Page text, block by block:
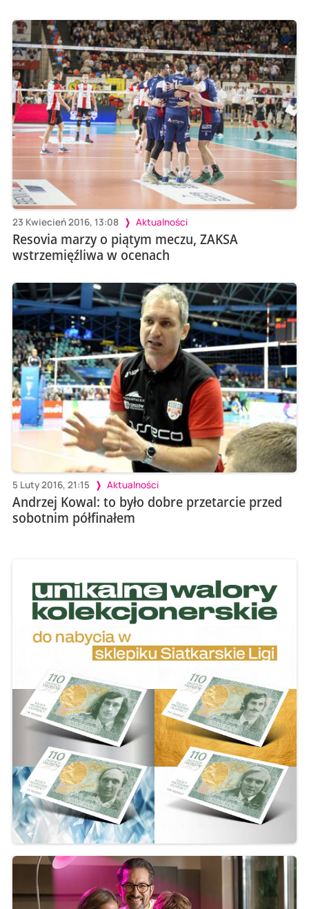
23 Kwiecień 2016, 13:08 Aktualności
Resovia marzy o piątym meczu, ZAKSA
wstrzemięźliwa w ocenach
5 Luty 2016, 21:15 Aktualności
Andrzej Kowal: to było dobre przetarcie przed
sobotnim półfinałem